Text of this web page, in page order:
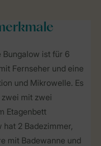
Bungalow ist für 6
Fernseher und eine
und Mikrowelle. Es
mit zwei
Etagenbett
hat 2 Badezimmer,
mit Badewanne und